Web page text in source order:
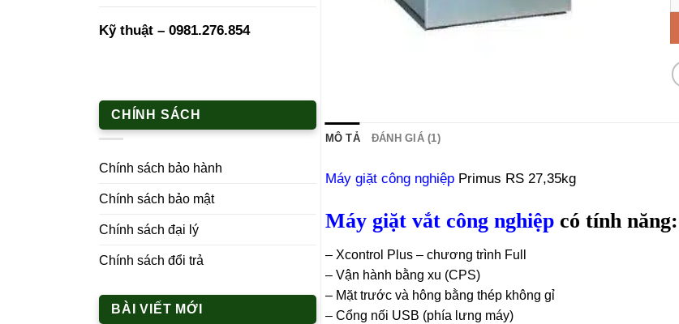
Kỹ thuật – 0981.276.854
CHÍNH SÁCH
Chính sách bảo hành
Chính sách bảo mật
Chính sách đại lý
Chính sách đổi trả
BÀI VIẾT MỚI
MÔ TẢ ĐÁNH GIÁ (1)
Máy giặt công nghiệpPrimus RS 27,35kg
Máy giặt vắt công nghiệpcó tính năng:
– Xcontrol Plus – chương trình Full
– Vận hành bằng xu (CPS)
– Mặt trước và hông bằng thép không gỉ
– Cổng nối USB (phía lưng máy)